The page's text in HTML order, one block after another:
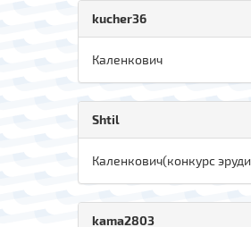
kucher36
Каленкович
Shtil
Каленкович(конкурс
kama2803